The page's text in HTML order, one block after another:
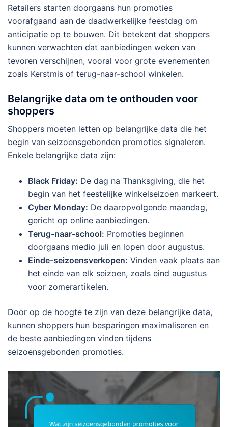
Retailers starten doorgaans hun promoties
voorafgaand aan de daadwerkelijke feestdag om
anticipatie op te bouwen. Dit betekent dat shoppers
kunnen verwachten dat aanbiedingen weken van
tevoren verschijnen, vooral voor grote evenementen
zoals Kerstmis of terug-naar-school winkelen.
Belangrijke data om te onthouden voor
shoppers
Shoppers moeten letten op belangrijke data die het
begin van seizoensgebonden promoties signaleren.
Enkele belangrijke data zijn:
Black Friday: De dag na Thanksgiving, die het
begin van het feestelijke winkelseizoen markeert.
Cyber Monday: De daaropvolgende maandag,
gericht op online aanbiedingen.
Terug-naar-school: Promoties beginnen
doorgaans medio juli en lopen door augustus.
Einde-seizoensverkopen: Vinden vaak plaats aan
het einde van elk seizoen, zoals eind augustus
voor zomerartikelen.
Door op de hoogte te zijn van deze belangrijke data,
kunnen shoppers hun besparingen maximaliseren en
de beste aanbiedingen vinden tijdens
seizoensgebonden promoties.